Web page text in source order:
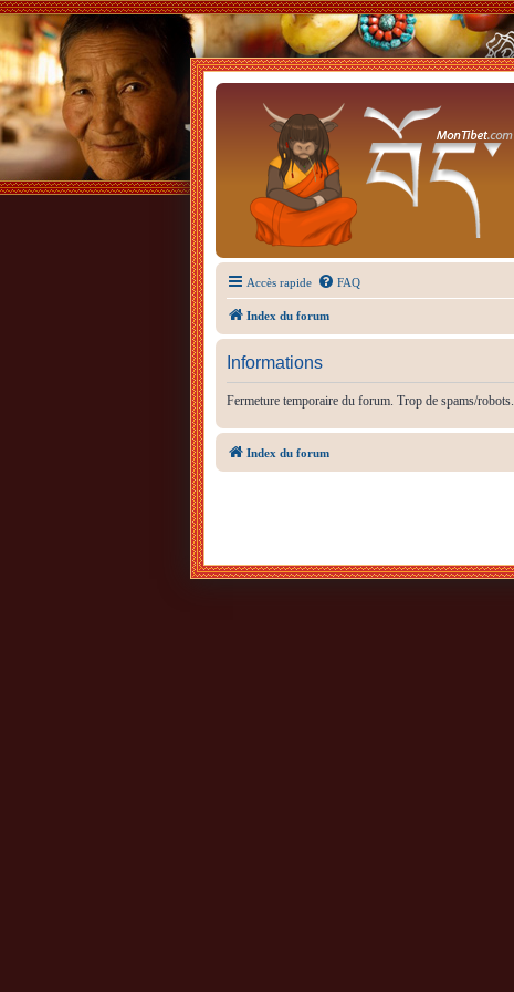
Accès rapide FAQ
Index du forum
Informations
Fermeture temporaire du forum. Trop de spams/robots.
Index du forum